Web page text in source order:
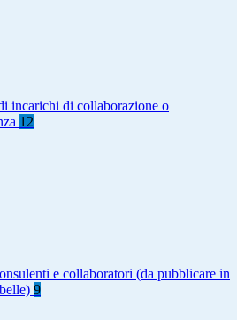
incarichi di collaborazione o
12
e collaboratori (da pubblicare in
9